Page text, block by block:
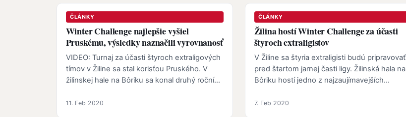
ČLÁNKY
Winter Challenge najlepšie vyšiel
Pruskému, výsledky naznačili vyrovnanosť
VIDEO: Turnaj za účasti štyroch extraligových
tímov v Žiline sa stal korisťou Pruského. V
žilinskej hale na Bôriku sa konal druhý ročník
11. Feb 2020
ČLÁNKY
Žilina hostí Winter Challenge za účasti
štyroch extraligistov
V Žiline sa štyria extraligisti budú pripravovať
pred štartom jarnej časti ligy. Žilinská hala na
Bôriku hostí jedno z najzaujímavejších
7. Feb 2020